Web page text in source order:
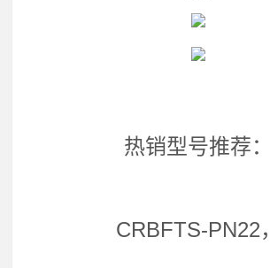
热销型号推荐：
CRBFTS-PN22，